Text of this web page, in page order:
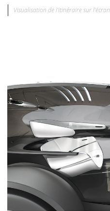
Visualisation de l’itinéraire sur l’écran